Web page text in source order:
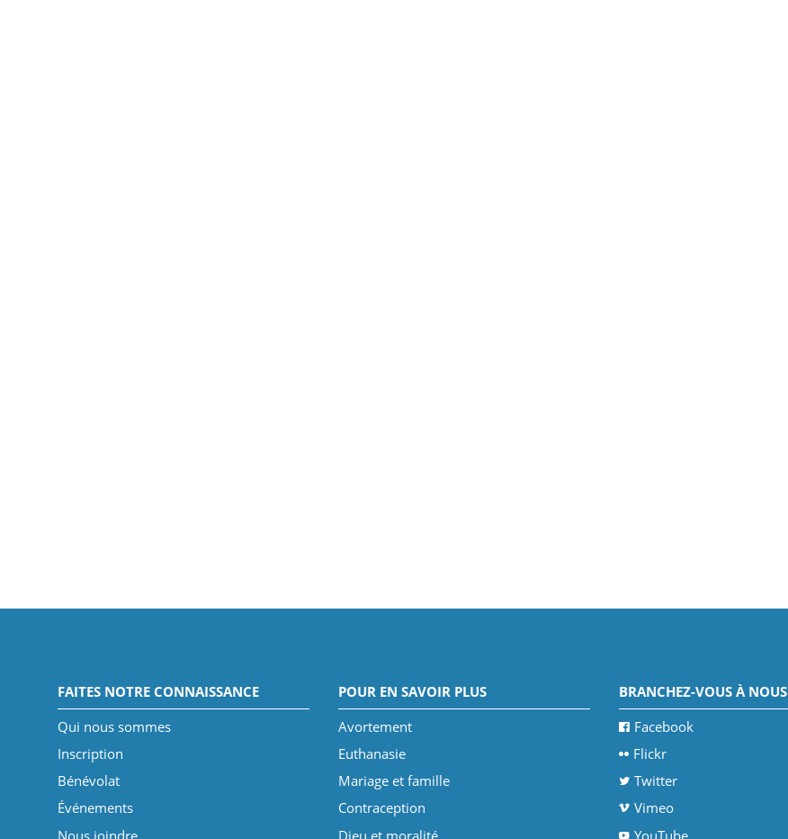
FAITES NOTRE CONNAISSANCE
Qui nous sommes
Inscription
Bénévolat
Événements
Nous joindre
POUR EN SAVOIR PLUS
Avortement
Euthanasie
Mariage et famille
Contraception
Dieu et moralité
BRANCHEZ-VOUS À NOUS
Facebook
Flickr
Twitter
Vimeo
YouTube